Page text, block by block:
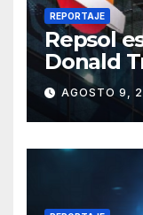
REPORTAJE
Repsol
Donald
AGOSTO 9,